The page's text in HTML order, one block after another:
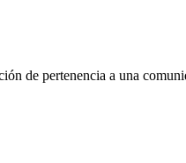
de pertenencia a una